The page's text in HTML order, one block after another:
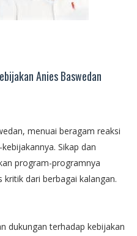
Anies Baswedan
menuai beragam reaksi
Sikap dan
program-programnya
dari berbagai kalangan.
dukungan terhadap kebijakan